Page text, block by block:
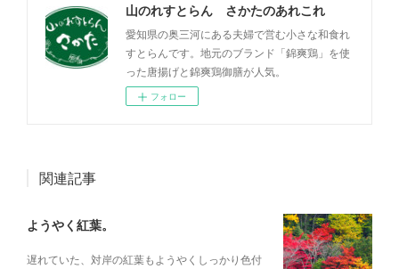
山のれすとらん さかたのあれこれ
愛知県の奥三河にある夫婦で営む小さな和食れ
すとらんです。地元のブランド「錦爽鶏」を使
った唐揚げと錦爽鶏御膳が人気。
フォロー
関連記事
ようやく紅葉。
遅れていた、対岸の紅葉もようやくしっかり色付